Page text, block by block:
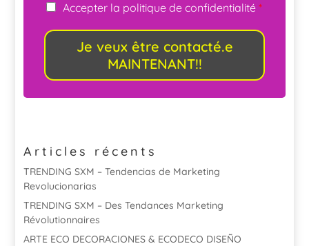
Accepter la politique de confidentialité*
Je veux être contacté.e
MAINTENANT!!
Articles récents
TRENDING SXM – Tendencias de Marketing
Revolucionarias
TRENDING SXM – Des Tendances Marketing
Révolutionnaires
ARTE ECO DECORACIONES & ECODECO DISEÑO